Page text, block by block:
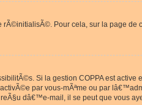
rÃ©initialisÃ©. Pour cela, sur la page de
Si la gestion COPPA est
par vous-mÃªme ou par
dâ€™e-mail, il se peut que vous